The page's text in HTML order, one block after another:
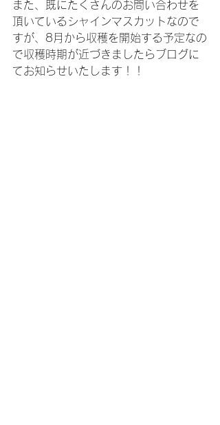
また、既にたくさんのお問い合わせを
頂いているシャインマスカットなので
すが、8月から収穫を開始する予定なの
で収穫時期が近づきましたらブログに
てお知らせいたします！！